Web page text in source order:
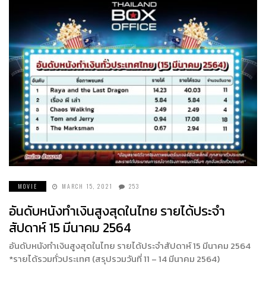
MOVIE MARCH 15, 2021 253
อันดับหนังทำเงินสูงสุดในไทย รายได้ประจำ
สัปดาห์ 15 มีนาคม 2564
อันดับหนังทำเงินสูงสุดในไทย รายได้ประจำสัปดาห์ 15 มีนาคม 2564
*รายได้รวมทั่วประเทศ (สรุปรวมวันที่ 11 – 14 มีนาคม 2564)